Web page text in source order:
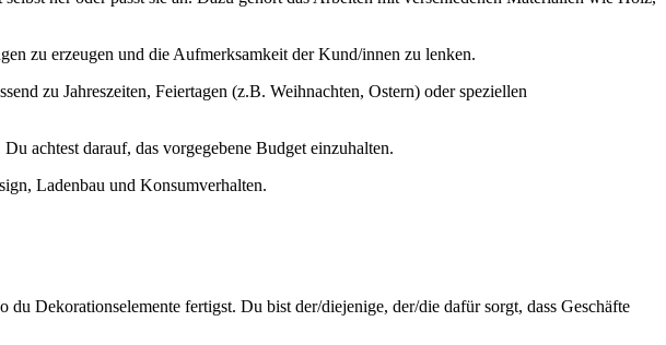
zu erzeugen und die Aufmerksamkeit der Kund/innen zu lenken.
zu Jahreszeiten, Feiertagen (z.B. Weihnachten, Ostern) oder speziellen
achtest darauf, das vorgegebene Budget einzuhalten.
Ladenbau und Konsumverhalten.
Dekorationselemente fertigst. Du bist der/diejenige, der/die dafür sorgt, dass Geschäfte